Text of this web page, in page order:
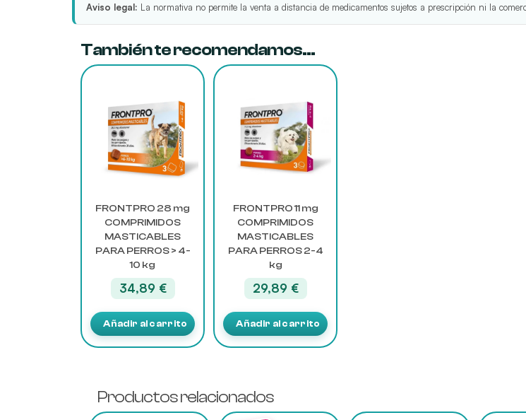
Aviso legal: La normativa no permite la venta a distancia de medicamentos sujetos a prescripción ni la
También te recomendamos…
FRONTPRO 28 mg
COMPRIMIDOS
MASTICABLES
PARA PERROS > 4-
10 kg
34,89 €
Añadir al carrito
FRONTPRO 11 mg
COMPRIMIDOS
MASTICABLES
PARA PERROS 2-4
kg
29,89 €
Añadir al carrito
Productos relacionados